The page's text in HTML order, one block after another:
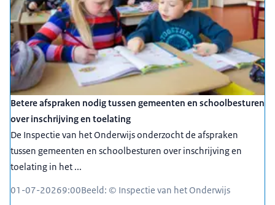
Betere afspraken nodig tussen gemeenten en schoolbesturen
over inschrijving en toelating
De Inspectie van het Onderwijs onderzocht de afspraken
tussen gemeenten en schoolbesturen over inschrijving en
toelating in het ...
01-07-20269:00Beeld: © Inspectie van het Onderwijs